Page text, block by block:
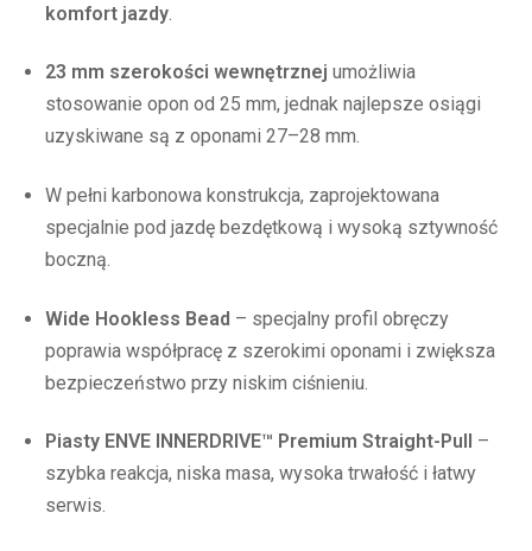
komfort jazdy.
23 mm szerokości wewnętrznej umożliwia
stosowanie opon od 25 mm, jednak najlepsze osiągi
uzyskiwane są z oponami 27–28 mm.
W pełni karbonowa konstrukcja, zaprojektowana
specjalnie pod jazdę bezdętkową i wysoką sztywność
boczną.
Wide Hookless Bead – specjalny profil obręczy
poprawia współpracę z szerokimi oponami i zwiększa
bezpieczeństwo przy niskim ciśnieniu.
Piasty ENVE INNERDRIVE™ Premium Straight-Pull
–
szybka reakcja, niska masa, wysoka trwałość i łatwy
serwis.